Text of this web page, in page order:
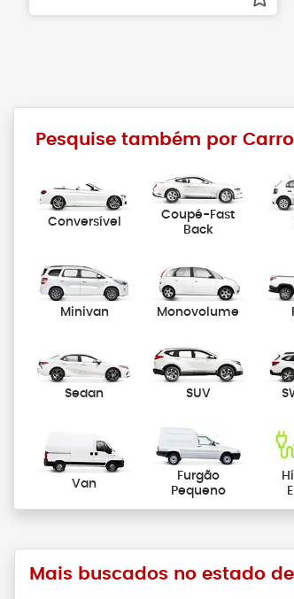
Pesquise também por
Conversível
Coupé-Fast
Back
Minivan Monovolume
Sedan SUV
Van
Furgão
Pequeno
Mais buscados no estado